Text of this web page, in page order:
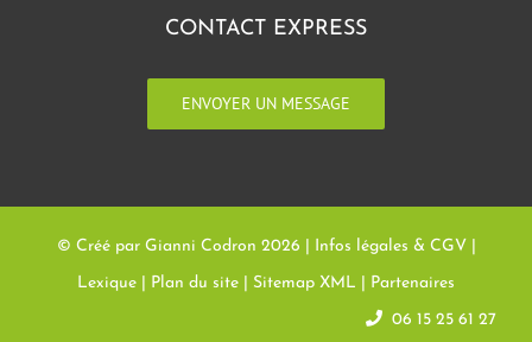
CONTACT EXPRESS
ENVOYER UN MESSAGE
© Créé par Gianni Codron 2026 | Infos légales & CGV
Lexique Plan du site Sitemap XML Partenaires
06 15 25 61 27